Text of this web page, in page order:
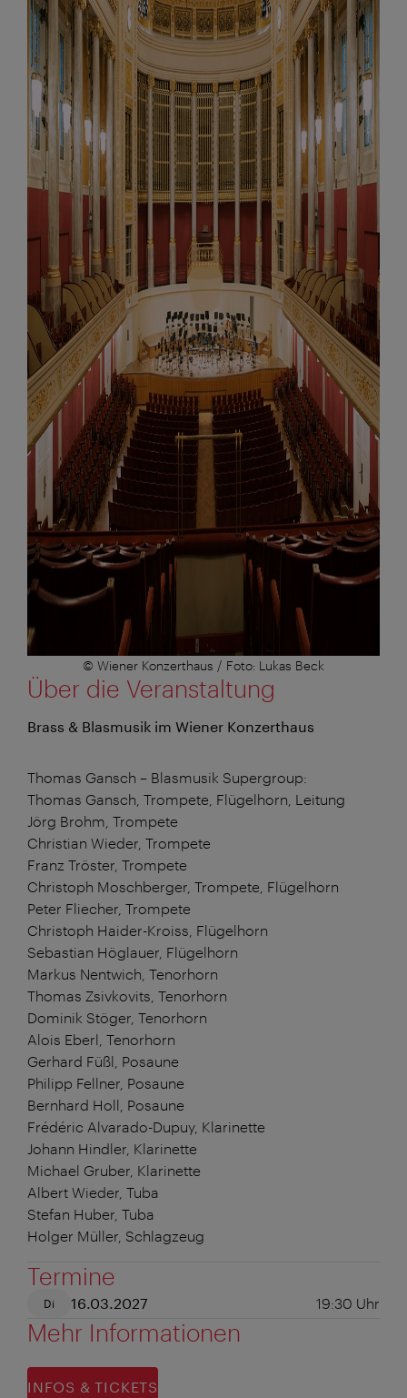
© Wiener Konzerthaus / Foto: Lukas Beck
Über die Veranstaltung
Brass & Blasmusik im Wiener Konzerthaus
Thomas Gansch – Blasmusik Supergroup:
Thomas Gansch, Trompete, Flügelhorn, Leitung
Jörg Brohm, Trompete
Christian Wieder, Trompete
Franz Tröster, Trompete
Christoph Moschberger, Trompete, Flügelhorn
Peter Fliecher, Trompete
Christoph Haider-Kroiss, Flügelhorn
Sebastian Höglauer, Flügelhorn
Markus Nentwich, Tenorhorn
Thomas Zsivkovits, Tenorhorn
Dominik Stöger, Tenorhorn
Alois Eberl, Tenorhorn
Gerhard Füßl, Posaune
Philipp Fellner, Posaune
Bernhard Holl, Posaune
Frédéric Alvarado-Dupuy, Klarinette
Johann Hindler, Klarinette
Michael Gruber, Klarinette
Albert Wieder, Tuba
Stefan Huber, Tuba
Holger Müller, Schlagzeug
Termine
Di 16.03.2027 19:30 Uhr
Mehr Informationen
INFOS & TICKETS